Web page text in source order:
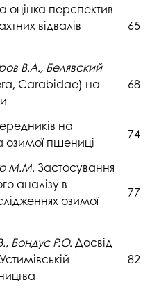
оцінка перспектив
відвалів
65
В.А., Белявский
Carabidae) на
68
на
озимої пшениці
74
М.М. Застосування
аналізу в
озимої
77
Бондус Р.О. Досвід
82